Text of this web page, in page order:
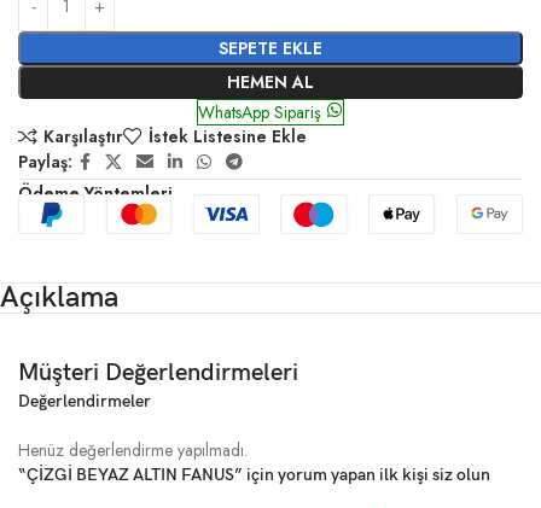
SEPETE EKLE
HEMEN AL
WhatsApp Sipariş
Karşılaştır
İstek Listesine Ekle
Paylaş:
Ödeme Yöntemleri
Açıklama
Müşteri Değerlendirmeleri
Değerlendirmeler
Henüz değerlendirme yapılmadı.
“ÇİZGİ BEYAZ ALTIN FANUS” için yorum yapan ilk kişi siz olun